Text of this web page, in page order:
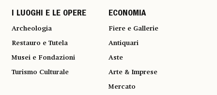
I LUOGHI E LE OPERE
Archeologia
Restauro e Tutela
Musei e Fondazioni
Turismo Culturale
ECONOMIA
Fiere e Gallerie
Antiquari
Aste
Arte & Imprese
Mercato